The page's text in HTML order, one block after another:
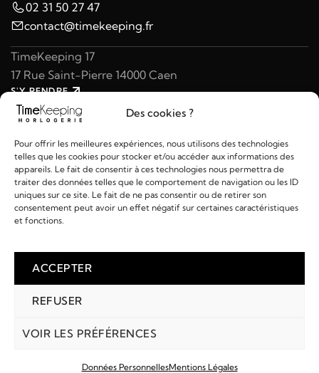
Des cookies ?
Pour offrir les meilleures expériences, nous utilisons des technologies
telles que les cookies pour stocker et/ou accéder aux informations des
appareils. Le fait de consentir à ces technologies nous permettra de
traiter des données telles que le comportement de navigation ou les ID
uniques sur ce site. Le fait de ne pas consentir ou de retirer son
consentement peut avoir un effet négatif sur certaines caractéristiques
et fonctions.
ACCEPTER
REFUSER
VOIR LES PRÉFÉRENCES
Données PersonnellesMentions Légales
02 31 50 27 47
contact@timekeeping.fr
TimeKeeping 17
17 Rue Saint-Pierre 14000 Caen
S'Y RENDRE
02 31 47 49 97
Liens utiles
2026 © TIMEKEEPING - Réalisé par